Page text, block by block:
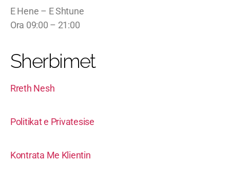
E Hene – E Shtune
Ora 09:00 – 21:00
Sherbimet
Rreth Nesh
Politikat e Privatesise
Kontrata Me Klientin